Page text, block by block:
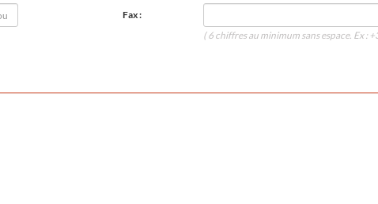
Fax :
( 6 chiffres au minimum sans espace. Ex :